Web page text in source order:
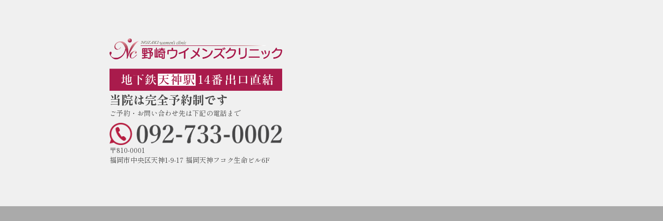
当院は完全予約制です
ご予約・お問い合わせ先は下記の電話まで
〒810-0001
福岡市中央区天神1-9-17 福岡天神フコク生命ビル6F